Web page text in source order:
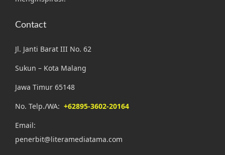
Contact
Jl. Janti Barat III No. 62
Sukun – Kota Malang
Jawa Timur 65148
No. Telp./WA: +62895-3602-20164
Email:
penerbit@literamediatama.com